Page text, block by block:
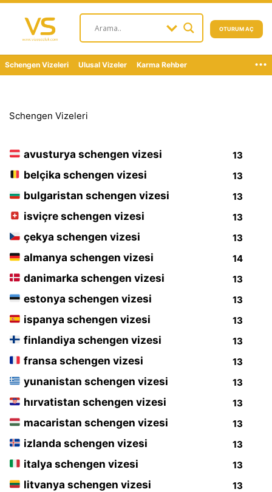
OTURUM AÇ
Schengen Vizeleri Ulusal Vizeler Karma Rehber ...
Schengen Vizeleri
avusturya schengen vizesi 13
belçika schengen vizesi 13
bulgaristan schengen vizesi 13
isviçre schengen vizesi 13
çekya schengen vizesi 13
almanya schengen vizesi 14
danimarka schengen vizesi 13
estonya schengen vizesi 13
ispanya schengen vizesi 13
finlandiya schengen vizesi 13
fransa schengen vizesi 13
yunanistan schengen vizesi 13
hırvatistan schengen vizesi 13
macaristan schengen vizesi 13
izlanda schengen vizesi 13
italya schengen vizesi 13
litvanya schengen vizesi 13